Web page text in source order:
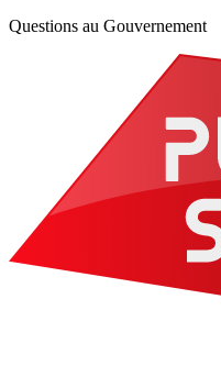
Questions au Gouvernement